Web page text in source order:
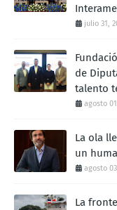
julio 31,
de
talento
agosto
La ola
un
agosto
La